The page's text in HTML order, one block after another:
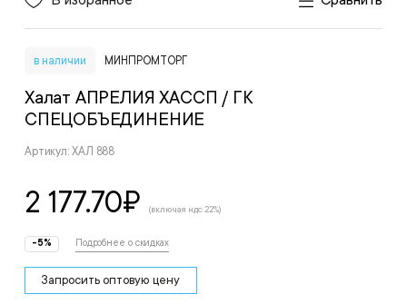
в наличии МИНПРОМТОРГ
Халат АПРЕЛИЯ ХАССП / ГК
СПЕЦОБЪЕДИНЕНИЕ
Артикул: ХАЛ 888
2 177.70₽ (включая ндс 22%)
-5% Подробнее о скидках
Запросить оптовую цену